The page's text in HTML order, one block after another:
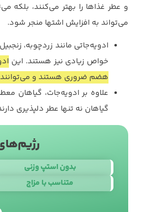
و عطر غذاها را بهتر می‌کنند، بلکه
می‌تواند به افزایش اشتها منجر شود.
ادویه‌جاتی مانند زردچوبه،
خواص زیادی نیز هستند. این
هضم ضروری هستند و
علاوه بر ادویه‌جات، گیاهان
گیاهان نه تنها عطر دلپذیری
بدون استپ وزنی
متناسب با مزاج